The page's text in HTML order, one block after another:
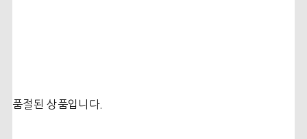
품절된 상품입니다.